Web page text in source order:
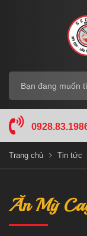
Trang chủ Tin tức
Ăn Mỳ